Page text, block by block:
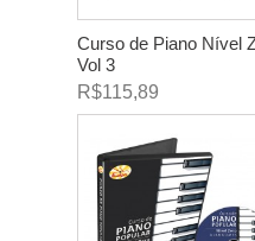
Curso de Piano Nível
Vol 3
R$115,89